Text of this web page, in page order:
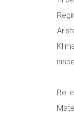
Bei